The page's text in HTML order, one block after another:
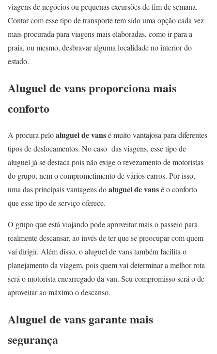
viagens de negócios ou pequenas excursões de fim de semana.
Contar com esse tipo de transporte tem sido uma opção cada vez
mais procurada para viagens mais elaboradas, como ir para a
praia, ou mesmo, desbravar alguma localidade no interior do
estado.
Aluguel de vans proporciona mais
conforto
A procura peloaluguel de vansé muito vantajosa para diferentes
tipos de deslocamentos. No caso das viagens, esse tipo de
aluguel já se destaca pois não exige o revezamento de motoristas
do grupo, nem o comprometimento de vários carros. Por isso,
uma das principais vantagens doaluguel de vansé o conforto
que esse tipo de serviço oferece.
O grupo que está viajando pode aproveitar mais o passeio para
realmente descansar, ao invés de ter que se preocupar com quem
vai dirigir. Além disso, o aluguel de vans também facilita o
planejamento da viagem, pois quem vai determinar a melhor rota
será o motorista encarregado da van. Seu compromisso será o de
aproveitar ao máximo o descanso.
Aluguel de vans garante mais
segurança